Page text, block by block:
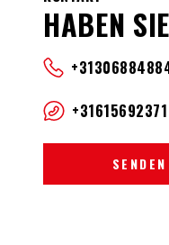
HABEN
+31615692371